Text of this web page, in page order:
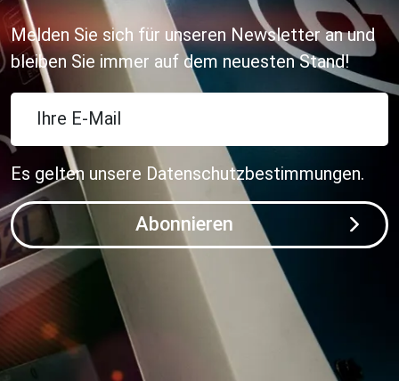
Melden Sie sich für unseren Newsletter an und
bleiben Sie immer auf dem neuesten Stand!
Ihre E-Mail
Es gelten unsere Datenschutzbestimmungen.
Abonnieren